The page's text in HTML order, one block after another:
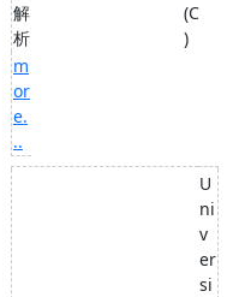
解
析
(C
)
m
or
e.
..
U
ni
v
er
si